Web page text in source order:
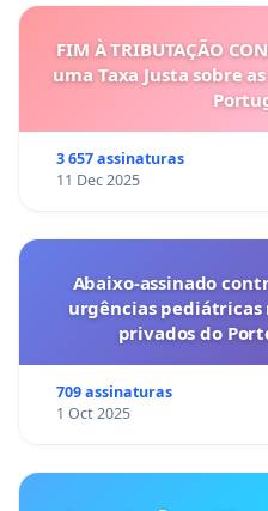
FIM À TRIBUTAÇÃO
uma Taxa Justa sobre
3 657 assinaturas
11 Dec 2025
Abaixo-assinado
urgências
privados do
709 assinaturas
1 Oct 2025